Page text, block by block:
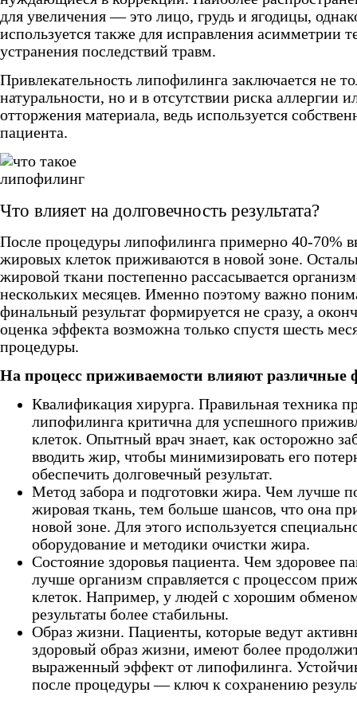
для увеличения — это лицо, грудь и ягодицы,
используется также для исправления асимметрии
устранения последствий травм.
Привлекательность липофилинга заключается не
натуральности, но и в отсутствии риска аллергии
отторжения материала, ведь используется
пациента.
Что влияет на долговечность результата?
После процедуры липофилинга примерно 40-70%
жировых клеток приживаются в новой зоне.
жировой ткани постепенно рассасывается
нескольких месяцев. Именно поэтому важно
финальный результат формируется не сразу, а
оценка эффекта возможна только спустя шесть
процедуры.
На процесс приживаемости влияют различные
Квалификация хирурга. Правильная техника
липофилинга критична для успешного
клеток. Опытный врач знает, как осторожно
вводить жир, чтобы минимизировать его
обеспечить долговечный результат.
Метод забора и подготовки жира. Чем лучше
жировая ткань, тем больше шансов, что она
новой зоне. Для этого используется
оборудование и методики очистки жира.
Состояние здоровья пациента. Чем здоровее
лучше организм справляется с процессом
клеток. Например, у людей с хорошим
результаты более стабильны.
Образ жизни. Пациенты, которые ведут
здоровый образ жизни, имеют более
выраженный эффект от липофилинга.
после процедуры — ключ к сохранению